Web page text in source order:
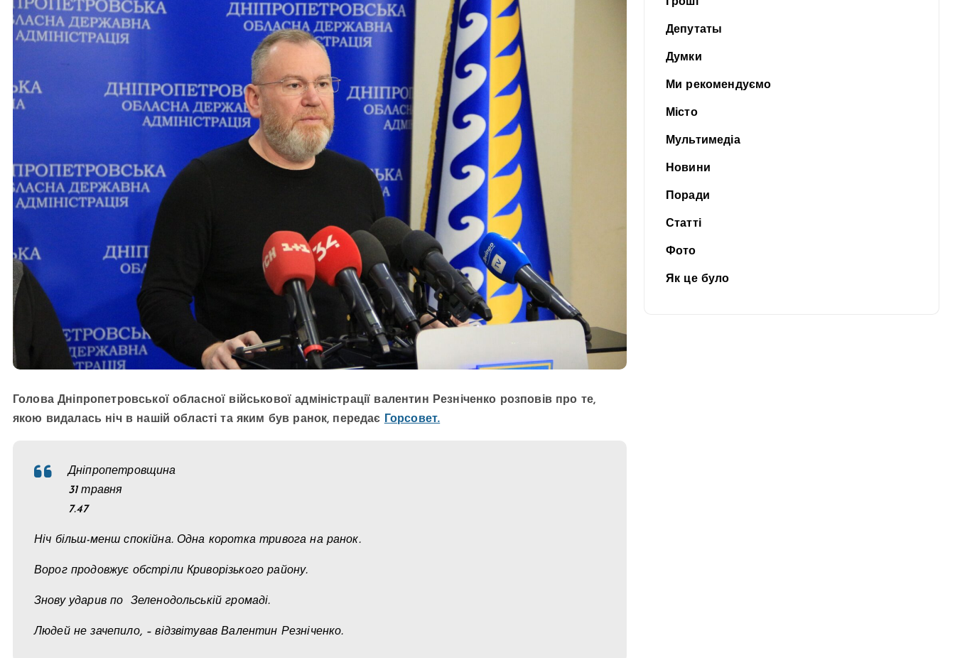
Голова Дніпропетровської обласної військової адміністрації валентин Резніченко розповів про те,
якою видалась ніч в нашій області та яким був ранок, передає
Горсовет.
Дніпропетровщина
31 травня
7.47
Ніч більш-менш спокійна. Одна коротка тривога на ранок.
Ворог продовжує обстріли Криворізького району.
Знову ударив по Зеленодольській громаді.
Людей не зачепило, – відзвітував Валентин Резніченко.
Депутаты
Думки
Ми рекомендуємо
Місто
Мультимедіа
Новини
Поради
Статті
Фото
Як це було